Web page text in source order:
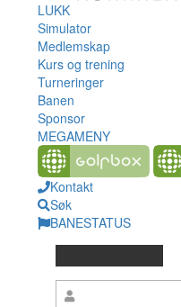
LUKK
Simulator
Medlemskap
Kurs og trening
Turneringer
Banen
Sponsor
MEGAMENY
Kontakt
Søk
BANESTATUS